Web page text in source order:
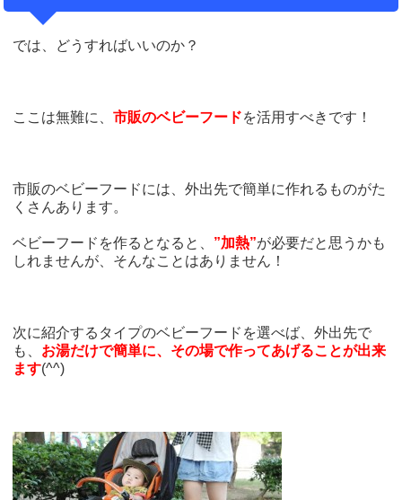
では、どうすればいいのか？
ここは無難に、市販のベビーフードを活用すべきです！
市販のベビーフードには、外出先で簡単に作れるものがた
くさんあります。
ベビーフードを作るとなると、 ”加熱”が必要だと思うかも
しれませんが、そんなことはありません！
次に紹介するタイプのベビーフードを選べば、外出先で
も、 お湯だけで簡単に、その場で作ってあげることが出来
ます(^^)